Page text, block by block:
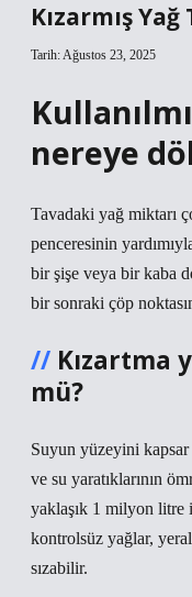
Kızarmış
Tarih: Ağustos 23, 2025
nereye
Tavadaki yağ miktarı
penceresinin
bir şişe veya bir kaba
bir sonraki çöp
Kızartma
mü?
Suyun yüzeyini
ve su yaratıklarının
yaklaşık 1 milyon
kontrolsüz yağlar,
sızabilir.